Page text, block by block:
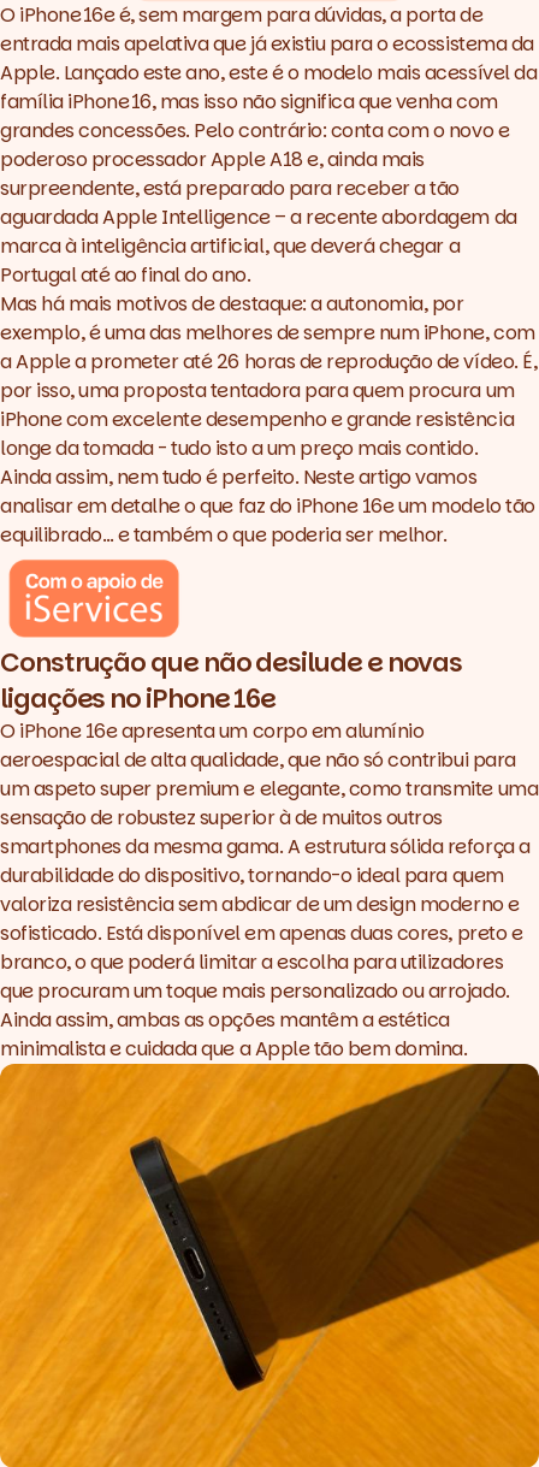
O iPhone 16e é, sem margem para dúvidas, a porta de
entrada mais apelativa que já existiu para o ecossistema da
Apple. Lançado este ano, este é o modelo mais acessível da
família iPhone 16, mas isso não significa que venha com
grandes concessões. Pelo contrário: conta com o novo e
poderoso processador Apple A18 e, ainda mais
surpreendente, está preparado para receber a tão
aguardada Apple Intelligence – a recente abordagem da
marca à inteligência artificial, que deverá chegar a
Portugal até ao final do ano.
Mas há mais motivos de destaque: a autonomia, por
exemplo, é uma das melhores de sempre num iPhone, com
a Apple a prometer até 26 horas de reprodução de vídeo. É,
por isso, uma proposta tentadora para quem procura um
iPhone com excelente desempenho e grande resistência
longe da tomada - tudo isto a um preço mais contido.
Ainda assim, nem tudo é perfeito. Neste artigo vamos
analisar em detalhe o que faz do iPhone 16e um modelo tão
equilibrado… e também o que poderia ser melhor.
Construção que não desilude e novas
ligações no iPhone 16e
O iPhone 16e apresenta um corpo em alumínio
aeroespacial de alta qualidade, que não só contribui para
um aspeto super premium e elegante, como transmite uma
sensação de robustez superior à de muitos outros
smartphones da mesma gama. A estrutura sólida reforça a
durabilidade do dispositivo, tornando-o ideal para quem
valoriza resistência sem abdicar de um design moderno e
sofisticado. Está disponível em apenas duas cores, preto e
branco, o que poderá limitar a escolha para utilizadores
que procuram um toque mais personalizado ou arrojado.
Ainda assim, ambas as opções mantêm a estética
minimalista e cuidada que a Apple tão bem domina.